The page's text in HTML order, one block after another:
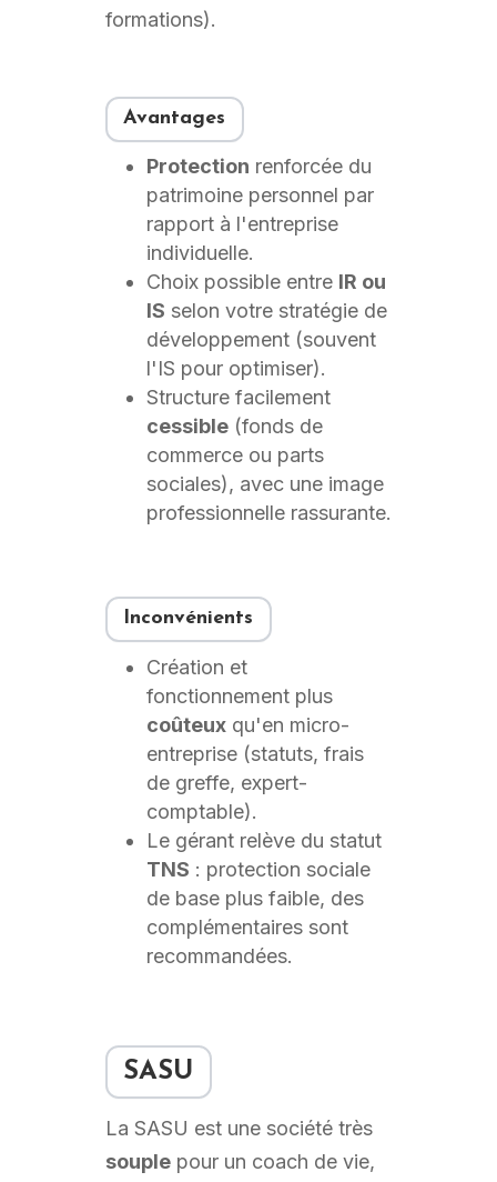
formations).
Avantages
Protection renforcée du
patrimoine personnel par
rapport à l'entreprise
individuelle.
Choix possible entre IR ou
IS selon votre stratégie de
développement (souvent
l'IS pour optimiser).
Structure facilement
cessible(fonds de
commerce ou parts
sociales), avec une image
professionnelle rassurante.
Inconvénients
Création et
fonctionnement plus
coûteuxqu'en micro-
entreprise (statuts, frais
de greffe, expert-
comptable).
Le gérant relève du statut
TNS : protection sociale
de base plus faible, des
complémentaires sont
recommandées.
SASU
La SASU est une société très
souplepour un coach de vie,